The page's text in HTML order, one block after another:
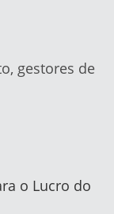
gestores de